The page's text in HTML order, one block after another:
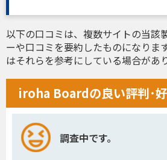
以下の口コミは、複数サイトの当該
ーや口コミを要約したものになりま
はそれらを参考にしている場合があり
iroha Boardの良い評判･
調査中です。